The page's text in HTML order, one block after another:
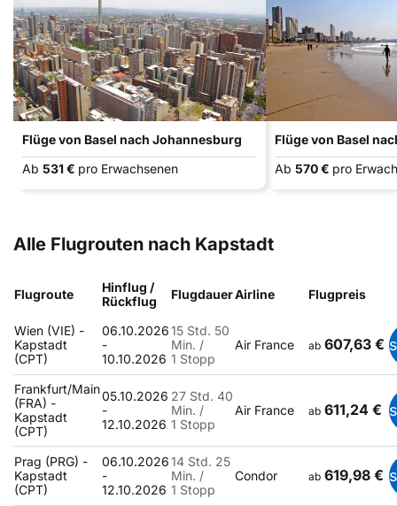
Flüge von Basel nach Johannesburg
Ab 531 € pro Erwachsenen
Flüge von Basel
Ab 570 € pro
Alle Flugrouten nach Kapstadt
Flugroute
Hinflug /
Rückflug
FlugdauerAirline Flugpreis
Wien (VIE) -
Kapstadt
(CPT)
06.10.2026
-
10.10.2026
15 Std. 50
Min. /
1 Stopp
Air France ab 607,63 €
Frankfurt/Main
(FRA) -
Kapstadt
(CPT)
05.10.2026
-
12.10.2026
27 Std. 40
Min. /
1 Stopp
Air France ab 611,24 €
Prag (PRG) -
Kapstadt
(CPT)
06.10.2026
-
12.10.2026
14 Std. 25
Min. /
1 Stopp
Condor ab 619,98 €